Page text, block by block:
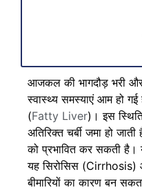
आजकल की भागदौड़ भरी
स्वास्थ्य समस्याएं आम हो
(Fatty Liver)। इस
अतिरिक्त चर्बी जमा हो
को प्रभावित कर सकती है।
यह सिरोसिस (Cirrhosis)
बीमारियों का कारण बन